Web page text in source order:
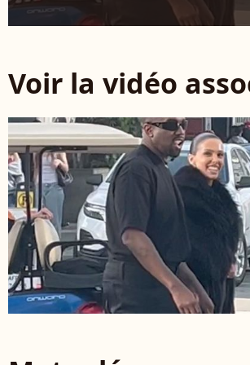
Voir la vidéo